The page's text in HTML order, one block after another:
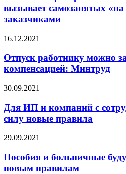
вызывает самозанятых «на
заказчиками
16.12.2021
Отпуск работнику можно
компенсацией: Минтруд
30.09.2021
Для ИП и компаний с
силу новые правила
29.09.2021
Пособия и больничные
новым правилам